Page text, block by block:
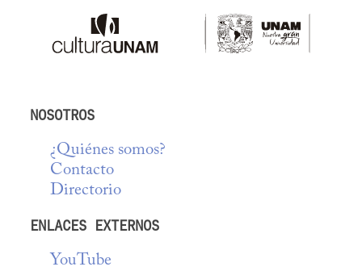
NOSOTROS
¿Quiénes somos?
Contacto
Directorio
ENLACES EXTERNOS
YouTube